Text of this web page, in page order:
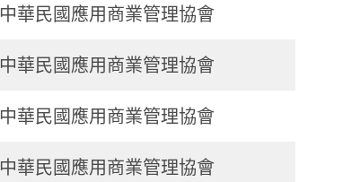
中華民國應用商業管理協會
中華民國應用商業管理協會
中華民國應用商業管理協會
中華民國應用商業管理協會